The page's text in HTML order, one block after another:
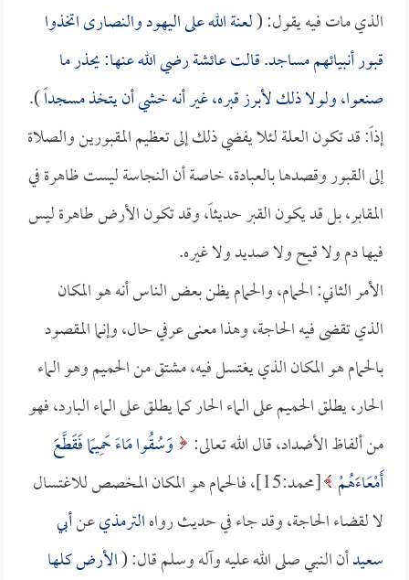
الذي مات فيه يقول: (لعنة الله على اليهود والنصارى اتخذوا
قبور أنبيائهم مساجد. قالتعائشةرضي الله عنها: يحذر ما
صنعوا، ولولا ذلك لأبرز قبره، غير أنه خشي أن يتخذ مسجداً).
إذاً: قد تكون العلة لئلا يفضي ذلك إلى تعظيم المقبورين والصلاة
إلى القبور وقصدها بالعبادة، خاصة أن النجاسة ليست ظاهرة في
المقابر، بل قد يكون القبر حديثاً، وقد تكون الأرض طاهرة ليس
فيها دم ولا قيح ولا صديد ولا غيره.
الأمر الثاني: الحمام، والحمام يظن بعض الناس أنه هو المكان
الذي تقضى فيه الحاجة، وهذا معنى عرفي حال، وإنما المقصود
بالحمام هو المكان الذي يغتسل فيه، مشتق من الحميم وهو الماء
الحار، يطلق الحميم على الماء الحار كما يطلق على الماء البارد، فهو
من ألفاظ الأضداد، قال الله تعالى:
وَسُقُوا مَاءً حَمِيمًا فَقَطَّعَ
أَمْعَاءَهُمْ
[محمد:15]، فالحمام هو المكان المخصص للاغتسال
لا لقضاء الحاجة، وقد جاء في حديث رواهالترمذيعنأبي
سعيدأن النبي صلى الله عليه وآله وسلم قال: (الأرض كلها